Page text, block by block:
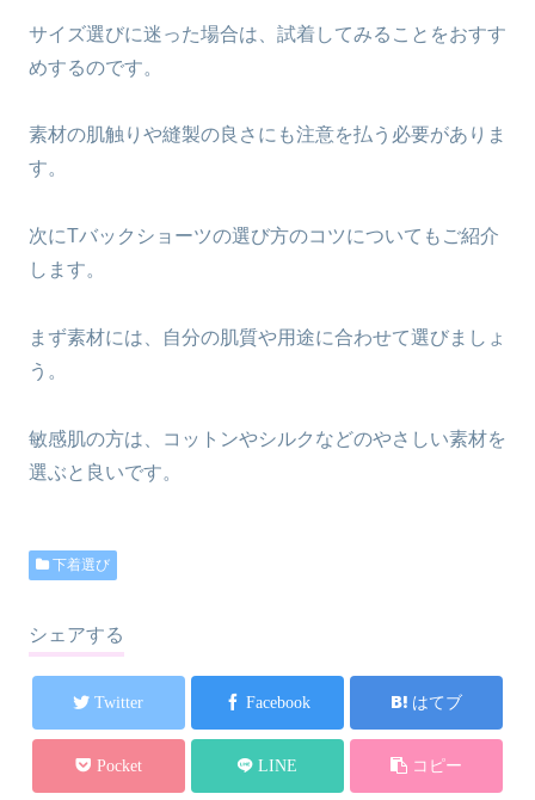
サイズ選びに迷った場合は、試着してみることをおすす
めするのです。
素材の肌触りや縫製の良さにも注意を払う必要がありま
す。
次にTバックショーツの選び方のコツについてもご紹介
します。
まず素材には、自分の肌質や用途に合わせて選びましょ
う。
敏感肌の方は、コットンやシルクなどのやさしい素材を
選ぶと良いです。
下着選び
シェアする
Twitter Facebook はてブ
Pocket LINE コピー